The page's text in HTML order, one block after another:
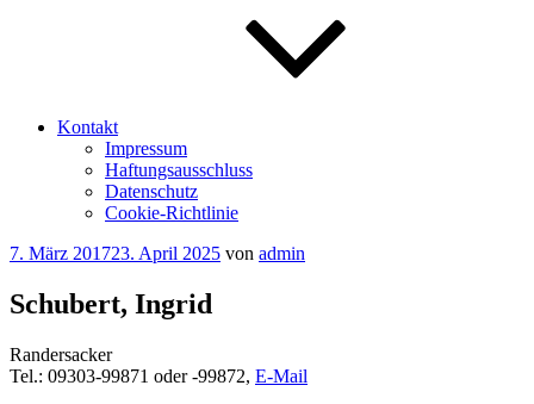
Kontakt
Impressum
Haftungsausschluss
Datenschutz
Cookie-Richtlinie
Veröffentlicht
7. März 201723. April 2025 von admin
Schubert, Ingrid
Randersacker
Tel.: 09303-99871 oder -99872, E-Mail